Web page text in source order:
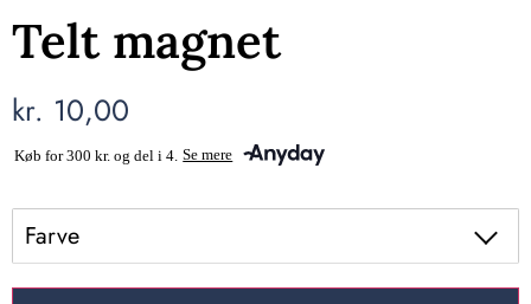
Telt magnet
kr. 10,00
Farve